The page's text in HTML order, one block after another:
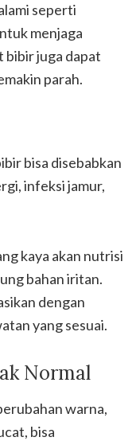
seperti
menjaga
bibir juga dapat
parah.
bisa disebabkan
infeksi jamur,
kaya akan nutrisi
bahan iritan.
dengan
yang sesuai.
Normal
warna,
bisa